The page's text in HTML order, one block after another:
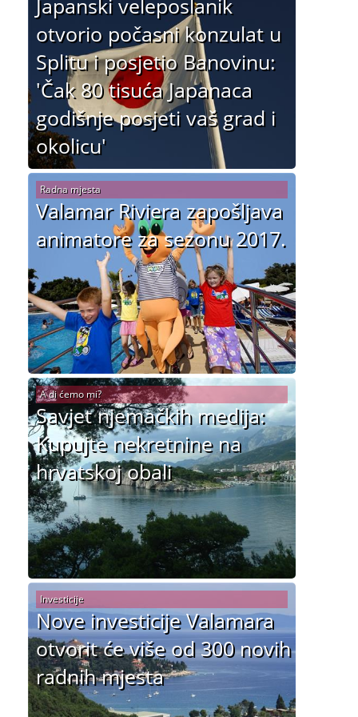
otvorio počasni konzulat u
Splitu i posjetio Banovinu:
'Čak 80 tisuća Japanaca
godišnje posjeti vaš grad i
okolicu'
Valamar Riviera zapošljava
animatore za sezonu 2017.
Radna mjesta
Savjet njemačkih medija:
Kupujte nekretnine na
hrvatskoj obali
A di ćemo mi?
Nove investicije Valamara
otvorit će više od 300 novih
radnih mjesta
Investicije